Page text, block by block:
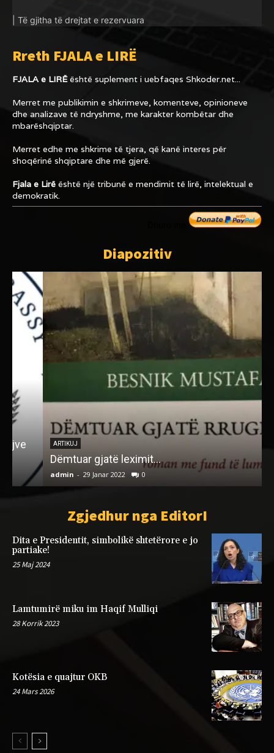
| Të gjitha të drejtat e rezervuara
Rreth FJALA e LIRË
FJALA e LIRËështë suplement i uebfaqes Shkoder.net...
Merret me publikimin e shkrimeve, komenteve, opinioneve
dhe analizave të ndryshme, me karakter kombëtar dhe
mbarëshqiptar.
Merret edhe me shkrime të tjera, që kanë interes për
shoqërinë shqiptare dhe më gjerë.
Fjala e Lirë është një tribunë e mendimit të lirë, intelektual e
demokratik.
Diapozitiv
ARTIKUJ
Dëmtuar gjatë leximit…
admin 29 Janar 2022 0
Zgjedhur nga EditorI
Dita e Presidentit, simbolikë shtetërore e jo
partiake!
25 Maj 2024
Lamtumirë miku im Haqif Mulliqi
28 Korrik 2023
Kotësia e quajtur OKB
24 Mars 2026